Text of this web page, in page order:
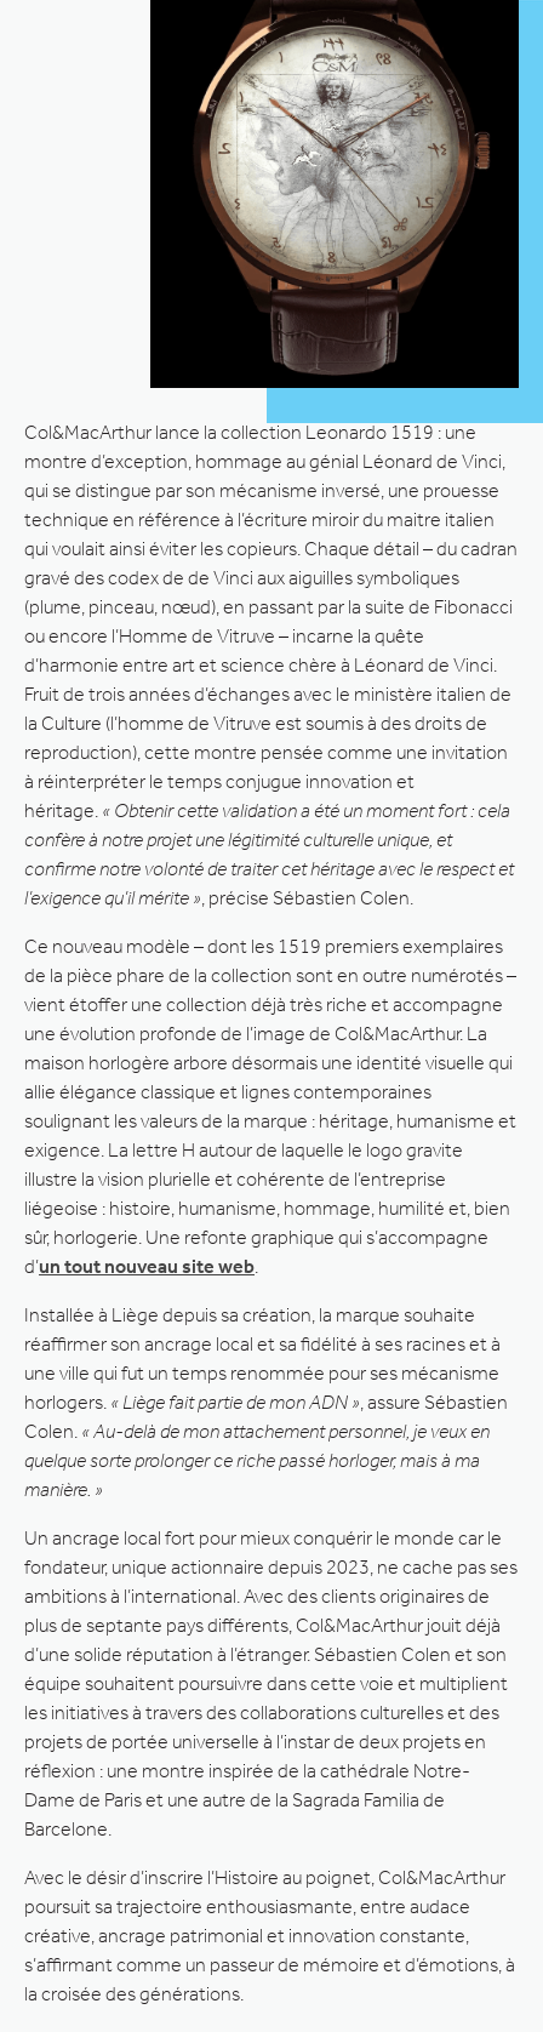
Col&MacArthur lance la collection Leonardo 1519 : une
montre d’exception, hommage au génial Léonard de Vinci,
qui se distingue par son mécanisme inversé, une prouesse
technique en référence à l’écriture miroir du maitre italien
qui voulait ainsi éviter les copieurs. Chaque détail – du cadran
gravé des codex de de Vinci aux aiguilles symboliques
(plume, pinceau, nœud), en passant par la suite de Fibonacci
ou encore l’Homme de Vitruve – incarne la quête
d’harmonie entre art et science chère à Léonard de Vinci.
Fruit de trois années d’échanges avec le ministère italien de
la Culture (l’homme de Vitruve est soumis à des droits de
reproduction), cette montre pensée comme une invitation
à réinterpréter le temps conjugue innovation et
héritage. « Obtenir cette validation a été un moment fort : cela
confère à notre projet une légitimité culturelle unique, et
confirme notre volonté de traiter cet héritage avec le respect et
l’exigence qu’il mérite » , précise Sébastien Colen.
Ce nouveau modèle – dont les 1519 premiers exemplaires
de la pièce phare de la collection sont en outre numérotés –
vient étoffer une collection déjà très riche et accompagne
une évolution profonde de l’image de Col&MacArthur. La
maison horlogère arbore désormais une identité visuelle qui
allie élégance classique et lignes contemporaines
soulignant les valeurs de la marque : héritage, humanisme et
exigence. La lettre H autour de laquelle le logo gravite
illustre la vision plurielle et cohérente de l’entreprise
liégeoise : histoire, humanisme, hommage, humilité et, bien
sûr, horlogerie. Une refonte graphique qui s’accompagne
d’un tout nouveau site web
Installée à Liège depuis sa création, la marque souhaite
réaffirmer son ancrage local et sa fidélité à ses racines et à
une ville qui fut un temps renommée pour ses mécanisme
horlogers. « Liège fait partie de mon ADN » , assure Sébastien
Colen. « Au-delà de mon attachement personnel, je veux en
quelque sorte prolonger ce riche passé horloger, mais à ma
manière. »
Un ancrage local fort pour mieux conquérir le monde car le
fondateur, unique actionnaire depuis 2023, ne cache pas ses
ambitions à l’international. Avec des clients originaires de
plus de septante pays différents, Col&MacArthur jouit déjà
d’une solide réputation à l’étranger. Sébastien Colen et son
équipe souhaitent poursuivre dans cette voie et multiplient
les initiatives à travers des collaborations culturelles et des
projets de portée universelle à l’instar de deux projets en
réflexion : une montre inspirée de la cathédrale Notre-
Dame de Paris et une autre de la Sagrada Familia de
Barcelone.
Avec le désir d’inscrire l’Histoire au poignet, Col&MacArthur
poursuit sa trajectoire enthousiasmante, entre audace
créative, ancrage patrimonial et innovation constante,
s’affirmant comme un passeur de mémoire et d’émotions, à
la croisée des générations.